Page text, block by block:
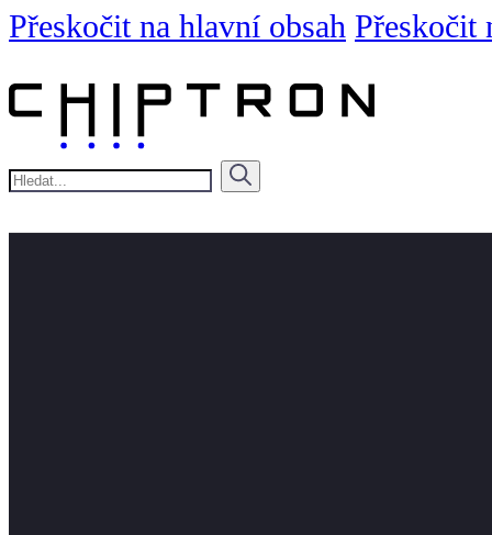
Přeskočit na hlavní obsah Přeskočit
Hledat